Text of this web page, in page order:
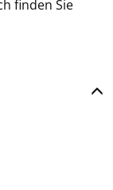
finden Sie